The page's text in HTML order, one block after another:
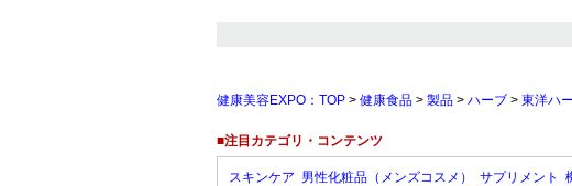
健康美容EXPO：TOP > 健康食品 > 製品 > ハーブ > 東洋ハ
■注目カテゴリ・コンテンツ
スキンケア 男性化粧品（メンズコスメ） サプリメント